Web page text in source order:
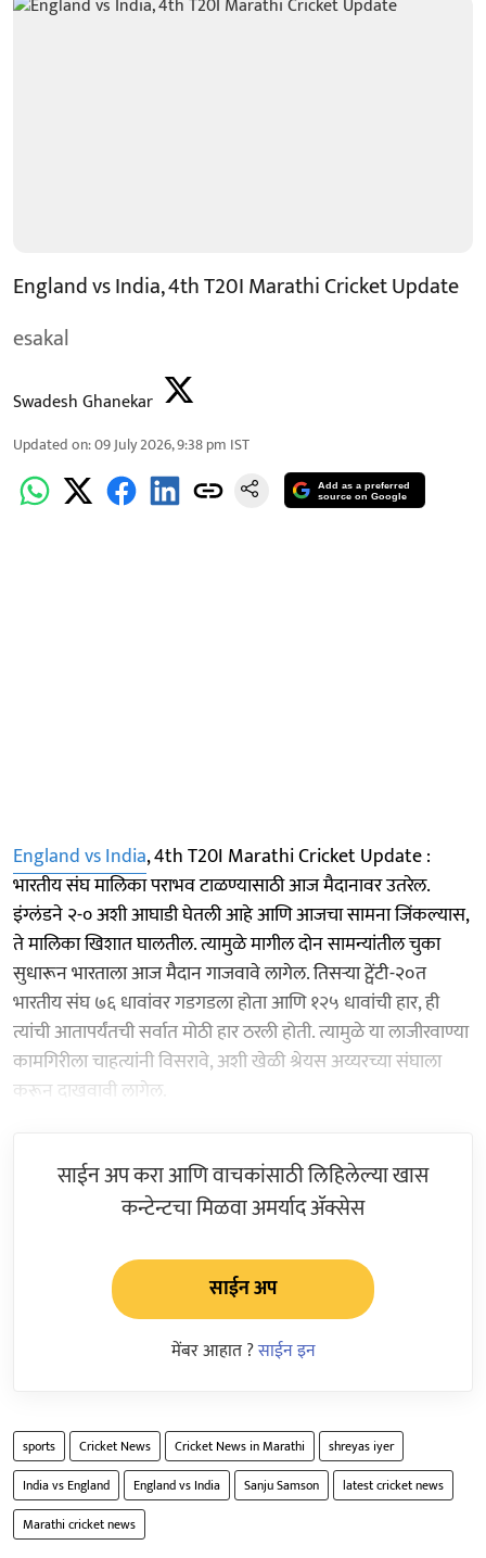
England vs India, 4th T20I Marathi Cricket Update
esakal
Swadesh Ghanekar
Updated on:09 July 2026, 9:38 pm IST
Add as a preferred
source on Google
England vs India, 4th T20I Marathi Cricket Update :
भारतीय संघ मालिका पराभव टाळण्यासाठी आज मैदानावर उतरेल.
इंग्लंडने २-० अशी आघाडी घेतली आहे आणि आजचा सामना जिंकल्यास,
ते मालिका खिशात घालतील. त्यामुळे मागील दोन सामन्यांतील चुका
सुधारून भारताला आज मैदान गाजवावे लागेल. तिसऱ्या ट्वेंटी-२०त
भारतीय संघ ७६ धावांवर गडगडला होता आणि १२५ धावांची हार, ही
त्यांची आतापर्यंतची सर्वात मोठी हार ठरली होती. त्यामुळे या लाजीरवाण्या
कामगिरीला चाहत्यांनी विसरावे, अशी खेळी श्रेयस अय्यरच्या संघाला
करून दाखवावी लागेल.
साईन अप करा आणि वाचकांसाठी लिहिलेल्या खास
कन्टेन्टचा मिळवा अमर्याद ॲक्सेस
साईन अप
मेंबर आहात ?साईन इन
sports Cricket News Cricket News in Marathi
shreyas iyer
India vs England
England vs India Sanju Samson
latest cricket news
Marathi cricket news